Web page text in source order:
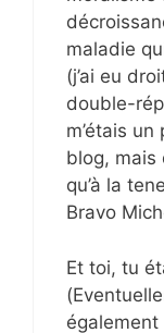
maladie
(j’ai eu
double-
m’étais
blog, mais
qu’à la
Bravo
Et toi, tu
également